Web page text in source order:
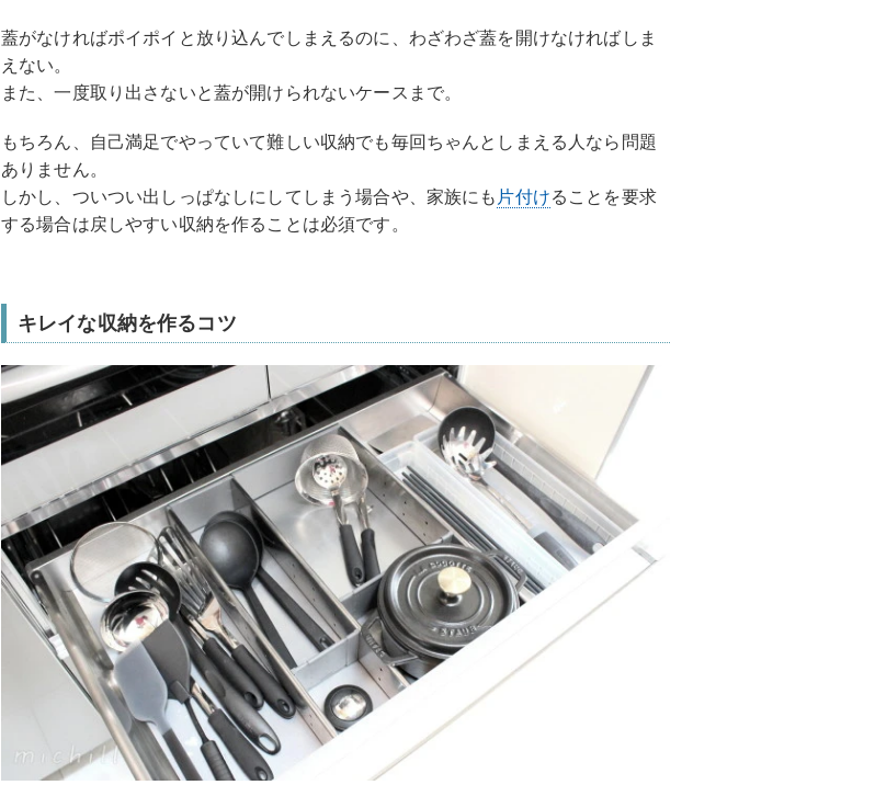
蓋がなければポイポイと放り込んでしまえるのに、わざわざ蓋を開けなければしま
えない。
また、一度取り出さないと蓋が開けられないケースまで。
もちろん、自己満足でやっていて難しい収納でも毎回ちゃんとしまえる人なら問題
ありません。
しかし、ついつい出しっぱなしにしてしまう場合や、家族にも 片付けることを要求
する場合は戻しやすい収納を作ることは必須です。
キレイな収納を作るコツ